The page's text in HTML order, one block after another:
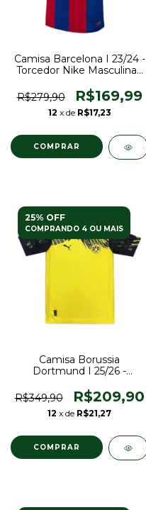
Camisa Barcelona I 23/24 -
Torcedor Nike Masculina -
R$279,90
R$169,99
12 x de R$17,23
COMPRAR
25% OFF
COMPRANDO 4 OU MAIS
Camisa Borussia
Dortmund I 25/26 -
- Amarela com detalhes
em preto
R$349,90 R$209,90
12 x de R$21,27
COMPRAR